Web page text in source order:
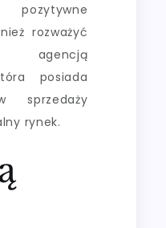
pozytywne
rozważyć
agencją
posiada
sprzedaży
rynek.